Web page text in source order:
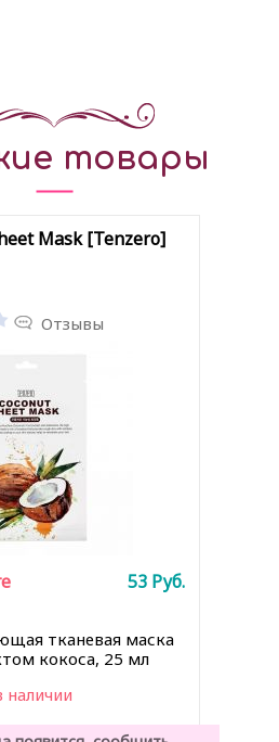
товары
Mask [Tenzero]
Отзывы
тканевая маска
кокоса, 25 мл
наличии
53 Руб.